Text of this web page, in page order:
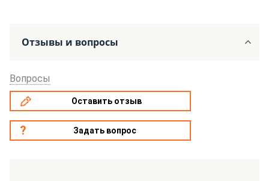
Отзывы и вопросы
Вопросы
Оставить отзыв
Задать вопрос